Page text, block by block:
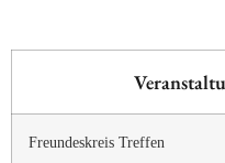
Freundeskreis Treffen